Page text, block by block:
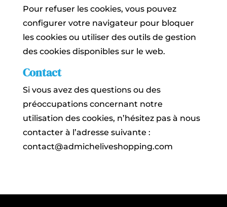
Pour refuser les cookies, vous pouvez
configurer votre navigateur pour bloquer
les cookies ou utiliser des outils de gestion
des cookies disponibles sur le web.
Contact
Si vous avez des questions ou des
préoccupations concernant notre
utilisation des cookies, n’hésitez pas à nous
contacter à l’adresse suivante :
contact@admicheliveshopping.com